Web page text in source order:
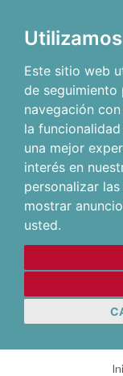
Este sitio web
de seguimiento
navegación
la
una mejor
interés en
personalizar
mostrar
usted.